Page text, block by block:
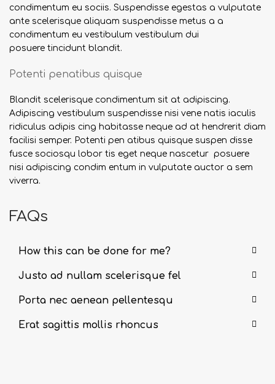
condimentum eu sociis. Suspendisse egestas a vulputate
ante scelerisque aliquam suspendisse metus a a
condimentum eu vestibulum vestibulum dui
posuere tincidunt blandit.
Potenti penatibus quisque
Blandit scelerisque condimentum sit at adipiscing.
Adipiscing vestibulum suspendisse nisi vene natis iaculis
ridiculus adipis cing habitasse neque ad at hendrerit diam
facilisi semper. Potenti pen atibus quisque suspen disse
fusce sociosqu lobor tis eget neque nascetur posuere
nisi adipiscing condim entum in vulputate auctor a sem
viverra.
FAQs
How this can be done for me?
Justo ad nullam scelerisque fel
Porta nec aenean pellentesqu
Erat sagittis mollis rhoncus